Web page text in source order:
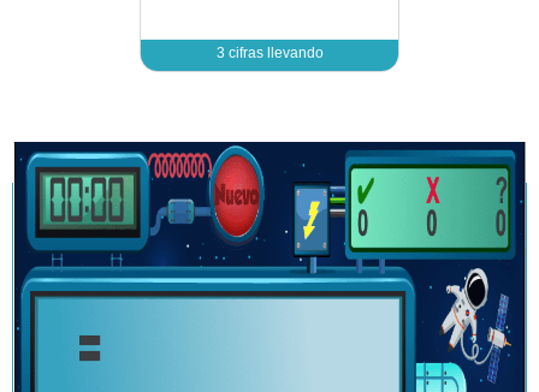
2 cifras con llevadas -
CALCULO MENTAL DE RESTAS